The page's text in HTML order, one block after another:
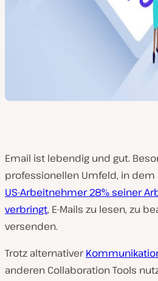
Email ist lebendig und gut.
professionellen Umfeld, in
US-Arbeitnehmer 28% seiner
verbringt, E-Mails zu lesen, zu
versenden.
Trotz alternativer
anderen Collaboration Tools